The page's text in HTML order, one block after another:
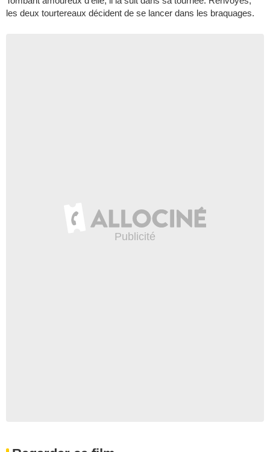
les deux tourtereaux décident de se lancer dans les braquages.